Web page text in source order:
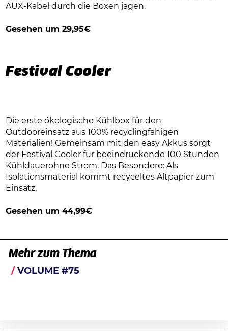
AUX-Kabel durch die Boxen jagen.
Gesehen um 29,95€
Festival Cooler
Die erste ökologische Kühlbox für den
Outdooreinsatz aus 100% recyclingfähigen
Materialien! Gemeinsam mit den easy Akkus sorgt
der Festival Cooler für beeindruckende 100 Stunden
Kühldauerohne Strom. Das Besondere: Als
Isolationsmaterial kommt recyceltes Altpapier zum
Einsatz.
Gesehen um 44,99€
Mehr zum Thema
VOLUME #75